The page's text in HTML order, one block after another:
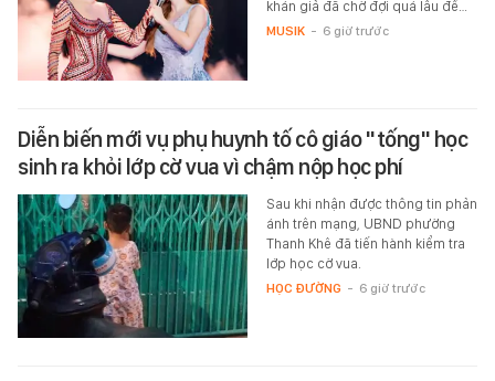
khán giả đã chờ đợi quá lâu để…
MUSIK - 6 giờ trước
Diễn biến mới vụ phụ huynh tố cô giáo "tống" học
sinh ra khỏi lớp cờ vua vì chậm nộp học phí
Sau khi nhận được thông tin phản
ánh trên mạng, UBND phường
Thanh Khê đã tiến hành kiểm tra
lớp học cờ vua.
HỌC ĐƯỜNG - 6 giờ trước